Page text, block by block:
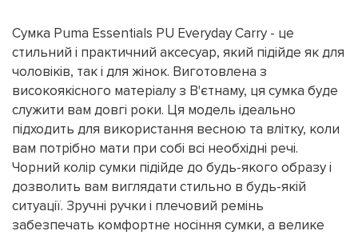
Сумка Puma Essentials PU Everyday Carry - це
стильний і практичний аксесуар, який підійде як для
чоловіків, так і для жінок. Виготовлена з
високоякісного матеріалу з В'єтнаму, ця сумка буде
служити вам довгі роки. Ця модель ідеально
підходить для використання весною та влітку, коли
вам потрібно мати при собі всі необхідні речі.
Чорний колір сумки підійде до будь-якого образу і
дозволить вам виглядати стильно в будь-якій
ситуації. Зручні ручки і плечовий ремінь
забезпечать комфортне носіння сумки, а велике